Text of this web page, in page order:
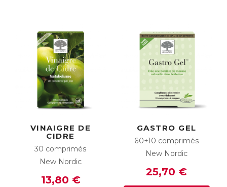
VINAIGRE DE
CIDRE
30 comprimés
New Nordic
13,80 €
GASTRO GEL
60+10 comprimés
New Nordic
25,70 €